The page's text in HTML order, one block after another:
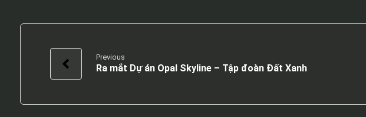
Previous
Ra mắt Dự án Opal Skyline – Tập đoàn Đất Xanh